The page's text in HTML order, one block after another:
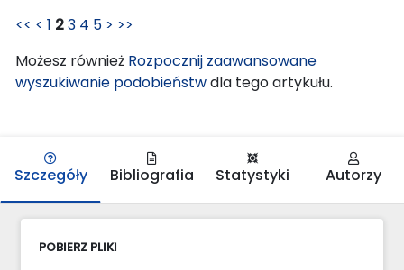
<< < 1 23 4 5 > >>
Możesz również Rozpocznij zaawansowane
wyszukiwanie podobieństwdla tego artykułu.
Szczegóły Bibliografia Statystyki Autorzy
POBIERZ PLIKI